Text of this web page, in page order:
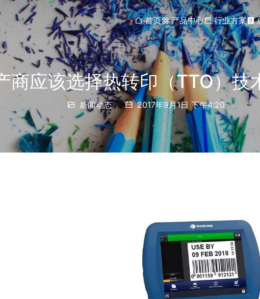
首页 产品中心 行业方案
商应该选择热转印（TTO）技
新闻动态 2017年9月1日 下午4:20